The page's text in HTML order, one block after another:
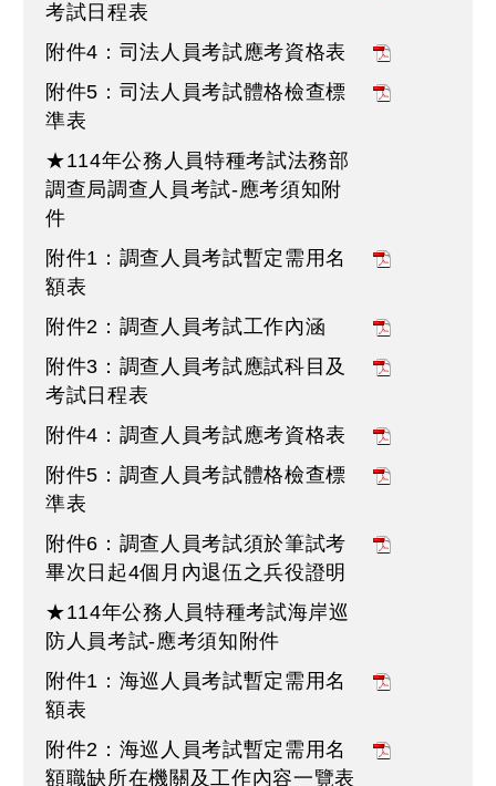
考試日程表
附件4：司法人員考試應考資格表
附件5：司法人員考試體格檢查標
準表
★114年公務人員特種考試法務部
調查局調查人員考試-應考須知附
件
附件1：調查人員考試暫定需用名
額表
附件2：調查人員考試工作內涵
附件3：調查人員考試應試科目及
考試日程表
附件4：調查人員考試應考資格表
附件5：調查人員考試體格檢查標
準表
附件6：調查人員考試須於筆試考
畢次日起4個月內退伍之兵役證明
★114年公務人員特種考試海岸巡
防人員考試-應考須知附件
附件1：海巡人員考試暫定需用名
額表
附件2：海巡人員考試暫定需用名
額職缺所在機關及工作內容一覽表